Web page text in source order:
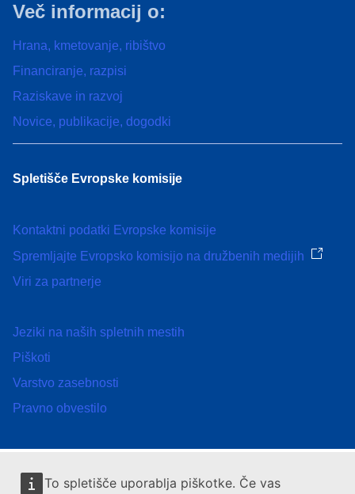
To spletišče uporablja piškotke. Če vas
Več informacij o:
Hrana, kmetovanje, ribištvo
Financiranje, razpisi
Raziskave in razvoj
Novice, publikacije, dogodki
Spletišče Evropske komisije
Kontaktni podatki Evropske komisije
Spremljajte Evropsko komisijo na družbenih medijih
Viri za partnerje
Jeziki na naših spletnih mestih
Piškoti
Varstvo zasebnosti
Pravno obvestilo